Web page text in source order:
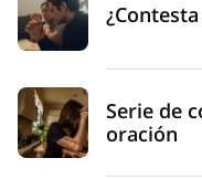
Serie de
oración